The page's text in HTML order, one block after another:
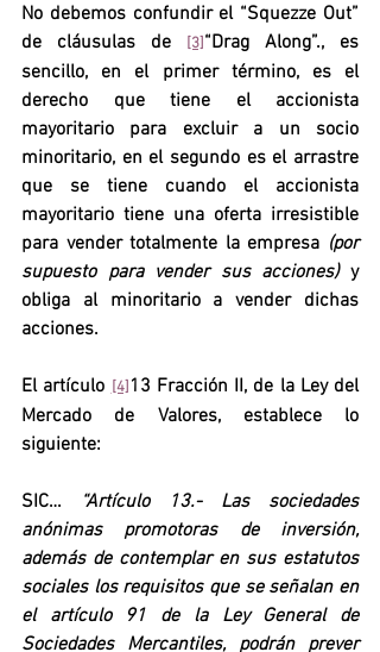
No debemos confundir el “Squezze Out”
de cláusulas de
[3]“Drag Along”., es
sencillo, en el primer término, es el
derecho que tiene el accionista
mayoritario para excluir a un socio
minoritario, en el segundo es el arrastre
que se tiene cuando el accionista
mayoritario tiene una oferta irresistible
para vender totalmente la empresa (por
supuesto para vender sus acciones) y
obliga al minoritario a vender dichas
acciones.
El artículo [4] 13 Fracción II, de la Ley del
Mercado de Valores, establece lo
siguiente:
SIC… “Artículo 13.- Las sociedades
anónimas promotoras de inversión,
además de contemplar en sus estatutos
sociales los requisitos que se señalan en
el artículo 91 de la Ley General de
Sociedades Mercantiles, podrán prever